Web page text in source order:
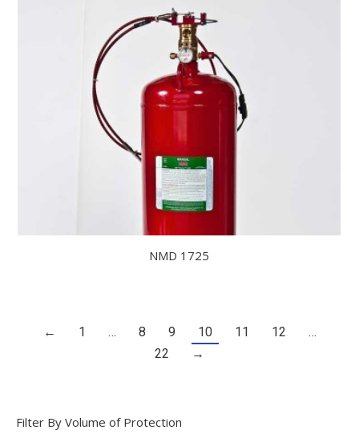
NMD 1725
← 1 … 8 9 10 11 12
…
22
→
Filter By Volume of Protection